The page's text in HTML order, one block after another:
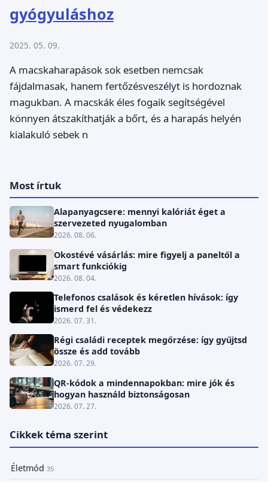
gyógyuláshoz
2025. 05. 09.
A macskaharapások sok esetben nemcsak
fájdalmasak, hanem fertőzésveszélyt is hordoznak
magukban. A macskák éles fogaik segítségével
könnyen átszakíthatják a bőrt, és a harapás helyén
kialakuló sebek n
Most írtuk
Alapanyagcsere: mennyi kalóriát éget a
szervezeted nyugalomban
2026. 08. 06.
Okostévé vásárlás: mire figyelj a paneltől a
smart funkciókig
2026. 08. 04.
Telefonos csalások és kéretlen hívások: így
ismerd fel és védekezz
2026. 07. 31.
Régi családi receptek megőrzése: így gyűjtsd
össze és add tovább
2026. 07. 29.
QR-kódok a mindennapokban: mire jók és
hogyan használd biztonságosan
2026. 07. 27.
Cikkek téma szerint
Életmód 35